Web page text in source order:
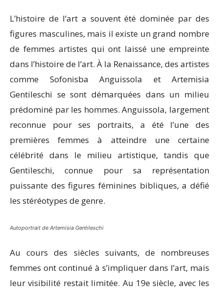
L’histoire de l’art a souvent été dominée par des
figures masculines, mais il existe un grand nombre
de femmes artistes qui ont laissé une empreinte
dans l’histoire de l’art. À la Renaissance, des artistes
comme Sofonisba Anguissola et Artemisia
Gentileschi se sont démarquées dans un milieu
prédominé par les hommes. Anguissola, largement
reconnue pour ses portraits, a été l’une des
premières femmes à atteindre une certaine
célébrité dans le milieu artistique, tandis que
Gentileschi, connue pour sa représentation
puissante des figures féminines bibliques, a défié
les stéréotypes de genre.
Autoportrait de Artemisia Gentileschi
Au cours des siècles suivants, de nombreuses
femmes ont continué à s’impliquer dans l’art, mais
leur visibilité restait limitée. Au 19e siècle, avec les